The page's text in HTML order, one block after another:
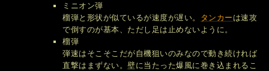
ミニオン弾
榴弾と形状が似ているが速度が遅い。 タンカー は速攻
で倒すのが基本、ただし足は止めないように。
榴弾
弾速はそこそこだが自機狙いのみなので動き続ければ
直撃はまずない。壁に当たった爆風に巻き込まれるこ